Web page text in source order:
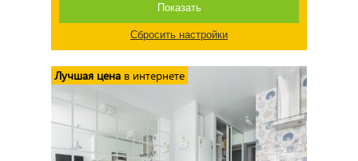
Показать
Сбросить настройки
Лучшая цена в интернете